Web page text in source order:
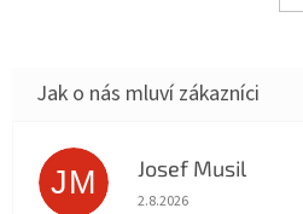
JM Josef Musil
Hodnocení obchodu je
2.8.2026